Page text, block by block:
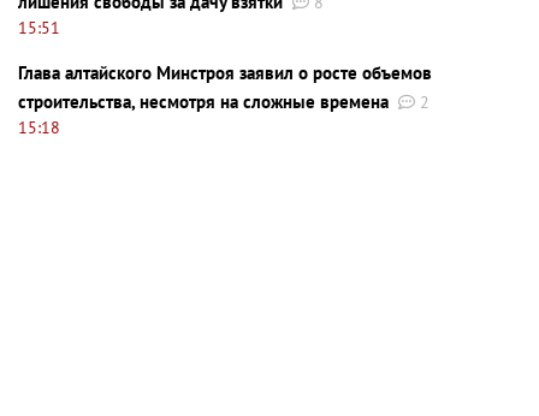
15:51
Глава алтайского Минстроя заявил о росте объемов
строительства, несмотря на сложные времена
2
15:18